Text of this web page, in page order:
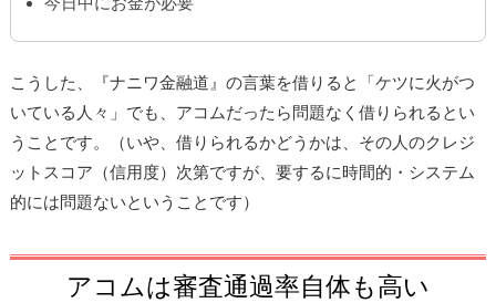
こうした、『ナニワ金融道』の言葉を借りると「ケツに火がつ
いている人々」でも、アコムだったら問題なく借りられるとい
うことです。（いや、借りられるかどうかは、その人のクレジ
ットスコア（信用度）次第ですが、要するに時間的・システム
的には問題ないということです）
アコムは審査通過率自体も高い